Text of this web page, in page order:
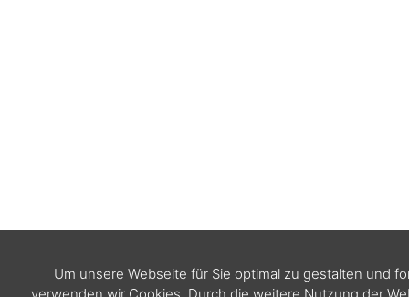
Um unsere Webseite für Sie optimal zu gestalten und